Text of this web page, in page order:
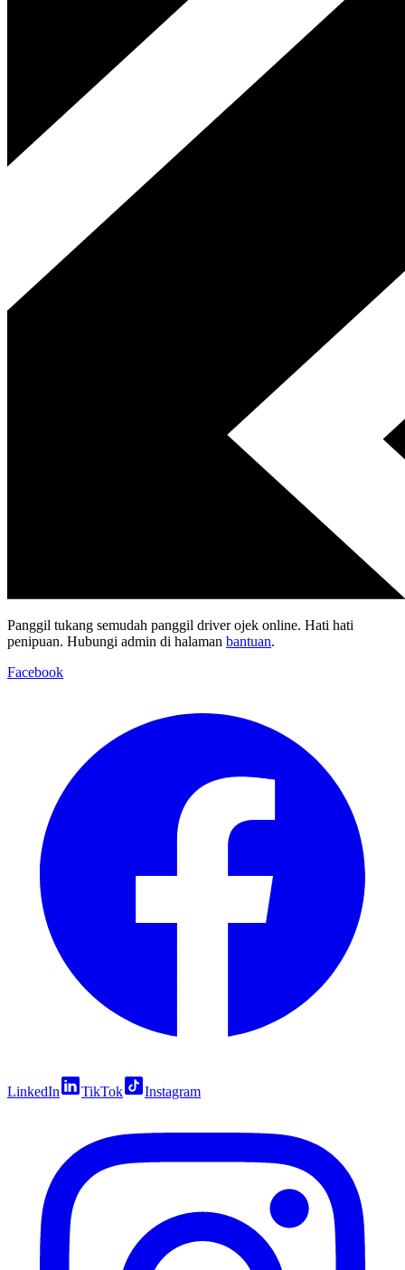
Panggil tukang semudah panggil driver ojek online. Hati hati
penipuan. Hubungi admin di halaman bantuan.
Facebook
LinkedIn TikTok Instagram